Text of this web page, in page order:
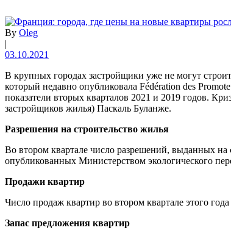
By Oleg
|
03.10.2021
В крупных городах застройщики уже не могут
который недавно опубликовала Fédération des
показатели вторых кварталов 2021 и 2019 годов.
застройщиков жилья) Паскаль Буланже.
Разрешения на строительство жилья
Во втором квартале число разрешений, выданных
опубликованных Министерством экологического
Продажи квартир
Число продаж квартир во втором квартале этого
Запас предложения квартир